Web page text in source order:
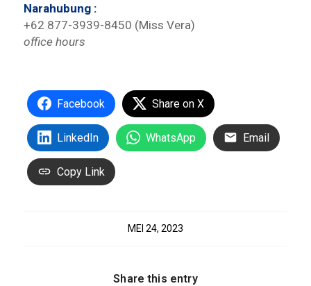
Narahubung :
+62 877-3939-8450 (Miss Vera)
office hours
Facebook Share on X
LinkedIn WhatsApp Email
Copy Link
MEI 24, 2023
Share this entry